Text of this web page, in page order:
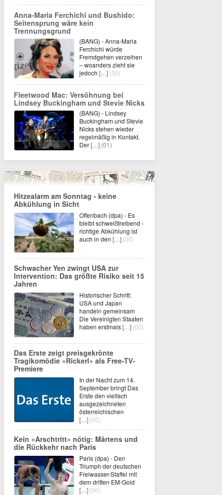
Anna-Maria Ferchichi und Bushido:
Seitensprung wäre kein
Trennungsgrund
(BANG) - Anna-Maria
Ferchichi würde
Fremdgehen verzeihen
– woanders zieht sie
jedoch […] (00)
Fleetwood Mac: Versöhnung bei
Lindsey Buckingham und Stevie Nicks
(BANG) - Lindsey
Buckingham und Stevie
Nicks stehen wieder
regelmäßig in Kontakt.
Der[…] (01)
Hitzealarm am Sonntag - keine
Abkühlung in Sicht
Offenbach (dpa) - Es
bleibt schweißtreibend -
richtige Abkühlung ist
auch in den […] (00)
Schwacher Yen zwingt USA zur
Intervention: Das größte Risiko seit 15
Jahren
Historischer Schritt:
USA und Japan
handeln gemeinsam
Die Vereinigten Staaten
haben erstmals[…] (00)
Das Erste zeigt preisgekrönte
Tragikomödie «Rickerl» als Free-TV-
Premiere
In der Nacht zum 14.
September bringt Das
Erste den vielfach
ausgezeichneten
österreichischen
[…] (00)
Kein «Arschtritt» nötig: Märtens und
die Rückkehr nach Paris
Paris (dpa) - Den
Triumph der deutschen
Freiwasser-Staffel mit
dem dritten EM-Gold
[…] (00)